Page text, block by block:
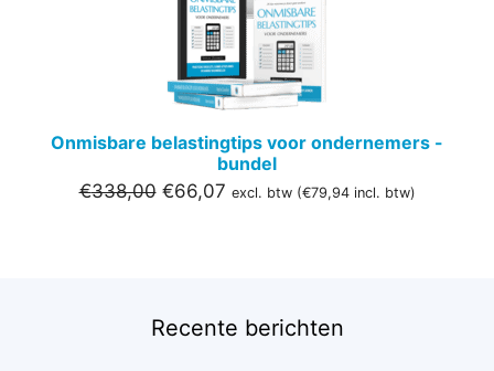
Onmisbare belastingtips voor ondernemers -
bundel
€338,00 Oorspronkelijke
€66,07Huidige
excl. btw (€79,94incl. btw)
Recente berichten